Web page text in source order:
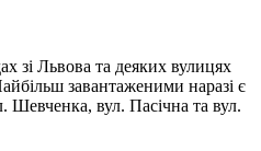
зі Львова та деяких вулицях
завантаженими наразі є
Шевченка, вул. Пасічна та вул.